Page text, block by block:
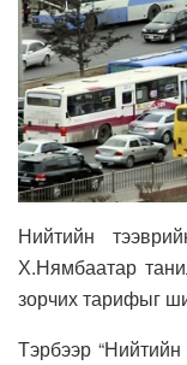
Нийтийн
Х.Нямбаатар
зорчих тарифыг
Тэрбээр